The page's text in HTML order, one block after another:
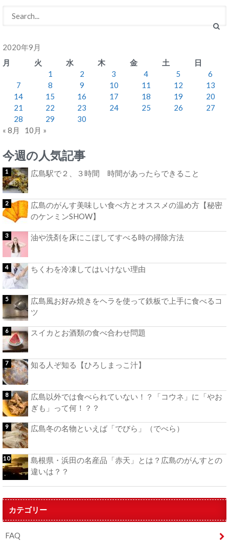
2020年9月
月
火 水 木 金 土
日
1
2 3 4 5
6
7
8 9 10 11 12
13
14
15 16 17 18 19
20
21
22 23 24 25 26
27
28
29
30
« 8月
10月 »
今週の人気記事
広島駅で２、３時間 時間があったらできること
広島のがんす美味しい食べ方とオススメの温め方【秘密
のケンミンSHOW】
油や洗剤を床にこぼしてすべる時の掃除方法
ちくわを冷凍してはいけない理由
広島風お好み焼きをヘラを使って鉄板で上手に食べるコ
ツ
スイカとお酒類の食べ合わせ問題
知る人ぞ知る【ひろしまっこ汁】
広島以外では食べられていない！？「コウネ」に「やお
ぎも」って何！？？
広島冬の名物といえば「でびら」（でべら）
島根県・浜田の名産品「赤天」とは？広島のがんすとの
違いは？？
カテゴリー
FAQ